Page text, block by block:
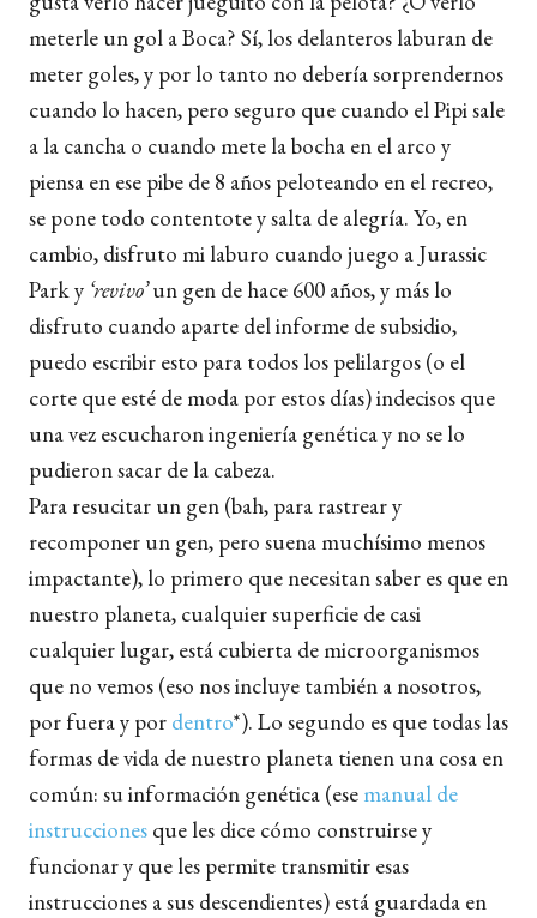
meterle un gol a Boca? Sí, los delanteros laburan de
meter goles, y por lo tanto no debería sorprendernos
cuando lo hacen, pero seguro que cuando el Pipi sale
a la cancha o cuando mete la bocha en el arco y
piensa en ese pibe de 8 años peloteando en el recreo,
se pone todo contentote y salta de alegría. Yo, en
cambio, disfruto mi laburo cuando juego a Jurassic
Park y ‘revivo’un gen de hace 600 años, y más lo
disfruto cuando aparte del informe de subsidio,
puedo escribir esto para todos los pelilargos (o el
corte que esté de moda por estos días) indecisos que
una vez escucharon ingeniería genética y no se lo
pudieron sacar de la cabeza.
Para resucitar un gen (bah, para rastrear y
recomponer un gen, pero suena muchísimo menos
impactante), lo primero que necesitan saber es que en
nuestro planeta, cualquier superficie de casi
cualquier lugar, está cubierta de microorganismos
que no vemos (eso nos incluye también a nosotros,
por fuera y por dentro*). Lo segundo es que todas las
formas de vida de nuestro planeta tienen una cosa en
común: su información genética (ese manual de
instrucciones que les dice cómo construirse y
funcionar y que les permite transmitir esas
instrucciones a sus descendientes) está guardada en